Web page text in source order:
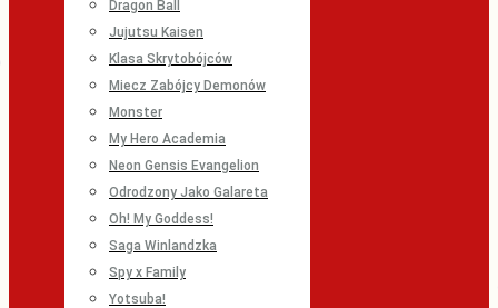
Dragon Ball
Jujutsu Kaisen
Klasa Skrytobójców
Miecz Zabójcy Demonów
Monster
My Hero Academia
Neon Gensis Evangelion
Odrodzony Jako Galareta
Oh! My Goddess!
Saga Winlandzka
Spy x Family
Yotsuba!